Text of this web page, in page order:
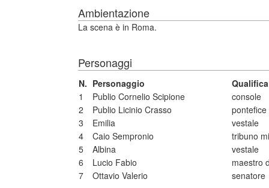
Ambientazione
La scena è in Roma.
Personaggi
N. Personaggio
1
Publio Cornelio Scipione
console
2
Publio Licinio Crasso
3
Emilia
vestale
4
Caio Sempronio
tribuno
5
Albina
vestale
6
Lucio Fabio
maestro
7
Ottavio Valerio senatore